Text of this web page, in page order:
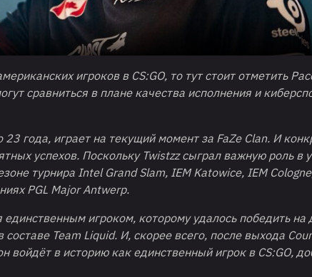
игроков в CS:GO, то тут стоит отметить
сравниться в плане качества исполнения и
года, играет на текущий момент за FaZe Clan. И
успехов. Поскольку Twistzzсыграл важную роль в
турнира Intel Grand Slam, IEM Katowice, IEM
PGL Major Antwerp.
игроком, которому удалось победить на
составе Team Liquid. И, скорее всего, после выхода
войдёт в историю как единственный игрок в CS:GO,